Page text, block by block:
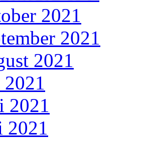
2021
2021
2021
2021
2021